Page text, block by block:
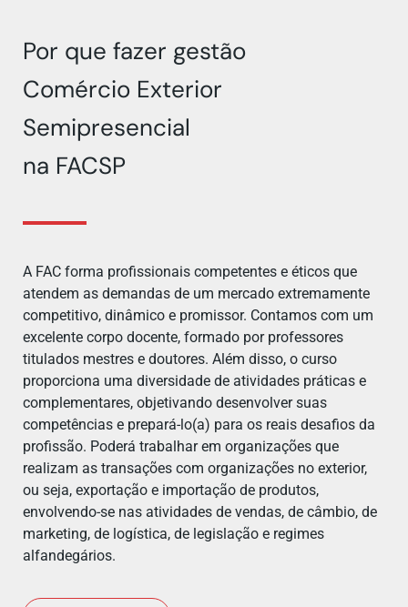
Por que fazer gestão
Comércio Exterior
Semipresencial
na FACSP
A FAC forma profissionais competentes e éticos que
atendem as demandas de um mercado extremamente
competitivo, dinâmico e promissor. Contamos com um
excelente corpo docente, formado por professores
titulados mestres e doutores. Além disso, o curso
proporciona uma diversidade de atividades práticas e
complementares, objetivando desenvolver suas
competências e prepará-lo(a) para os reais desafios da
profissão. Poderá trabalhar em organizações que
realizam as transações com organizações no exterior,
ou seja, exportação e importação de produtos,
envolvendo-se nas atividades de vendas, de câmbio, de
marketing, de logística, de legislação e regimes
alfandegários.